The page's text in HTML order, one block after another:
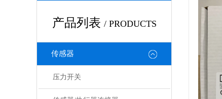
产品列表 / PRODUCTS
传感器
压力开关